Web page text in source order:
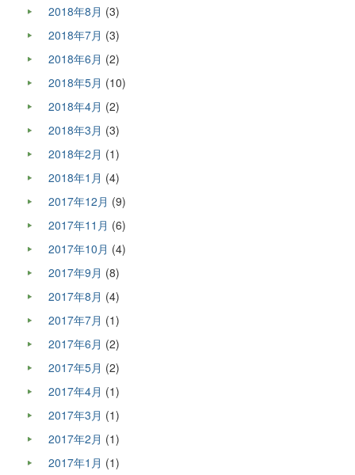
2018年8月 (3)
2018年7月 (3)
2018年6月 (2)
2018年5月 (10)
2018年4月 (2)
2018年3月 (3)
2018年2月 (1)
2018年1月 (4)
2017年12月 (9)
2017年11月 (6)
2017年10月 (4)
2017年9月 (8)
2017年8月 (4)
2017年7月 (1)
2017年6月 (2)
2017年5月 (2)
2017年4月 (1)
2017年3月 (1)
2017年2月 (1)
2017年1月 (1)